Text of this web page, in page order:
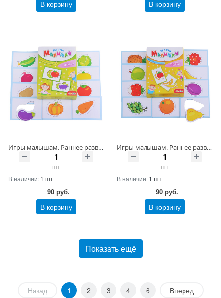
В корзину В корзину
Игры малышам. Раннее развитие. Овощи Артикул 3256-9 ШтрихКод 4607147387634
шт
В наличии: 1 шт
90 руб.
В корзину
Игры малышам. Раннее развитие. Фрукты и ягоды Артикул 3257-9 ШтрихКод 4607147387641
шт
В наличии: 1 шт
90 руб.
В корзину
Показать ещё
Назад 1 2 3 4 6 Вперед